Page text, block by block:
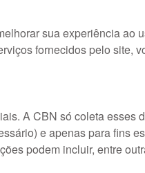
sua experiência ao
fornecidos pelo site,
A CBN só coleta esses
e apenas para fins
podem incluir, entre